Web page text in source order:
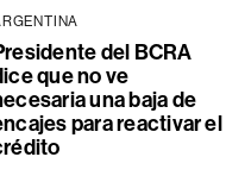
del BCRA
que no ve
una baja de
para reactivar el